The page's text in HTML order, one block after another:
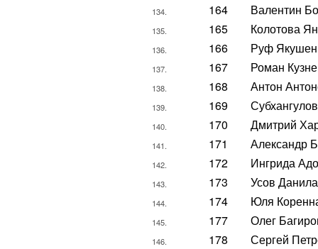
134. 164 Валентин
135. 165 Колотова
136. 166 Руф
137. 167 Роман
138. 168 Антон
139. 169
140. 170 Дмитрий
141. 171 Александр
142. 172 Ингрида
143. 173 Усов Данила
144. 174 Юля
145. 177 Олег
146. 178 Сергей